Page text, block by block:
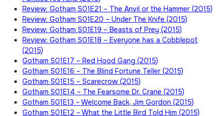
Review: Gotham S01E21 – The Anvil or the Hammer (2015)
Review: Gotham S01E20 – Under The Knife (2015)
Review: Gotham S01E19 – Beasts of Prey (2015)
Review: Gotham S01E18 – Everyone has a Cobblepot
(2015)
Gotham S01E17 – Red Hood Gang (2015)
Gotham S01E16 – The Blind Fortune Teller (2015)
Gotham S01E15 – Scarecrow (2015)
Gotham S01E14 – The Fearsome Dr. Crane (2015)
Gotham S01E13 – Welcome Back, Jim Gordon (2015)
Gotham S01E12 – What the Little Bird Told Him (2015)